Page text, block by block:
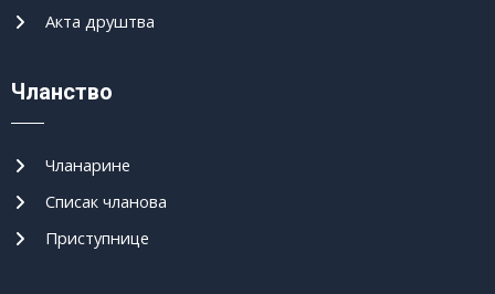
Акта друштва
Чланство
Чланарине
Списак чланова
Приступнице